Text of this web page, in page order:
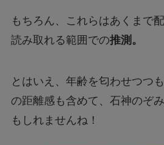
もちろん、これらはあくまで
読み取れる範囲での推測。
とはいえ、年齢を匂わせつつ
の距離感も含めて、石神のぞ
もしれませんね！